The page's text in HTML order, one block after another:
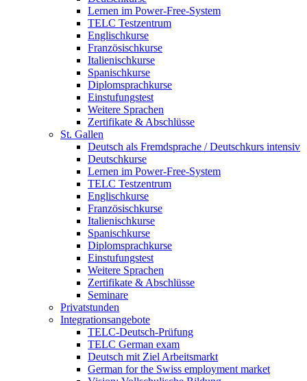
Lernen im Power-Free-System
TELC Testzentrum
Englischkurse
Französischkurse
Italienischkurse
Spanischkurse
Diplomsprachkurse
Einstufungstest
Weitere Sprachen
Zertifikate & Abschlüsse
St. Gallen
Deutsch als Fremdsprache / Deutschkurs intensiv
Deutschkurse
Lernen im Power-Free-System
TELC Testzentrum
Englischkurse
Französischkurse
Italienischkurse
Spanischkurse
Diplomsprachkurse
Einstufungstest
Weitere Sprachen
Zertifikate & Abschlüsse
Seminare
Privatstunden
Integrationsangebote
TELC-Deutsch-Prüfung
TELC German exam
Deutsch mit Ziel Arbeitsmarkt
German for the Swiss employment market